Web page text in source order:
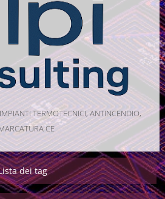
TERMOTECNICI, ANTINCENDIO,
CE
dei tag